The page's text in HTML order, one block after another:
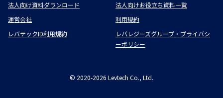
法人向け資料ダウンロード
法人向けお役立ち資料一覧
運営会社
利用規約
レバテックID利用規約
レバレジーズグループ・プライバシ
ーポリシー
© 2020-2026 Levtech Co., Ltd.